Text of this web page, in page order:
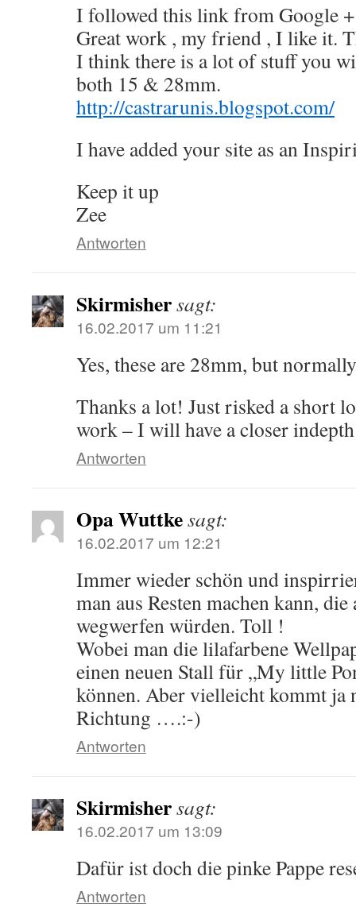
I followed this link from Google +
Great work , my friend , I like it.
I think there is a lot of stuff you
both 15 & 28mm.
http://castrarunis.blogspot.com/
I have added your site as an
Keep it up
Zee
Antworten
Skirmishersagt:
16.02.2017 um 11:21
Yes, these are 28mm, but
Thanks a lot! Just risked a short
work – I will have a closer
Antworten
Opa Wuttkesagt:
16.02.2017 um 12:21
Immer wieder schön und
man aus Resten machen kann,
wegwerfen würden. Toll !
Wobei man die lilafarbene
einen neuen Stall für „My little
können. Aber vielleicht kommt ja
Richtung ….:-)
Antworten
Skirmishersagt:
16.02.2017 um 13:09
Dafür ist doch die pinke Pappe
Antworten